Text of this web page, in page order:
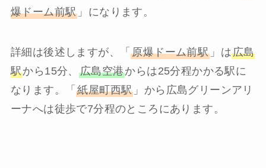
爆ドーム前駅 」になります。
詳細は後述しますが、「原爆ドーム前駅 」は広島
駅から15分、 広島空港からは25分程かかる駅に
なります。「紙屋町西駅 」から広島グリーンアリ
ーナへは徒歩で7分程のところにあります。